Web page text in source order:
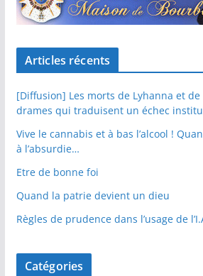
Articles récents
[Diffusion] Les morts de Lyhanna et
drames qui traduisent un échec
Vive le cannabis et à bas l’alcool !
à l’absurdie…
Etre de bonne foi
Quand la patrie devient un dieu
Règles de prudence dans l’usage de
Catégories